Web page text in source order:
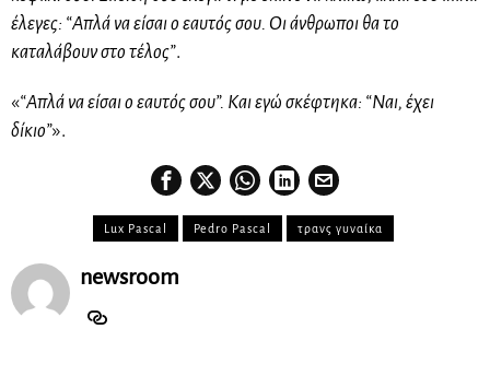
έλεγες: “Απλά να είσαι ο εαυτός σου. Οι άνθρωποι θα το
καταλάβουν στο τέλος”.
«“Απλά να είσαι ο εαυτός σου”. Και εγώ σκέφτηκα: “Ναι, έχει
δίκιο”».
Lux Pascal Pedro Pascal τρανς γυναίκα
newsroom